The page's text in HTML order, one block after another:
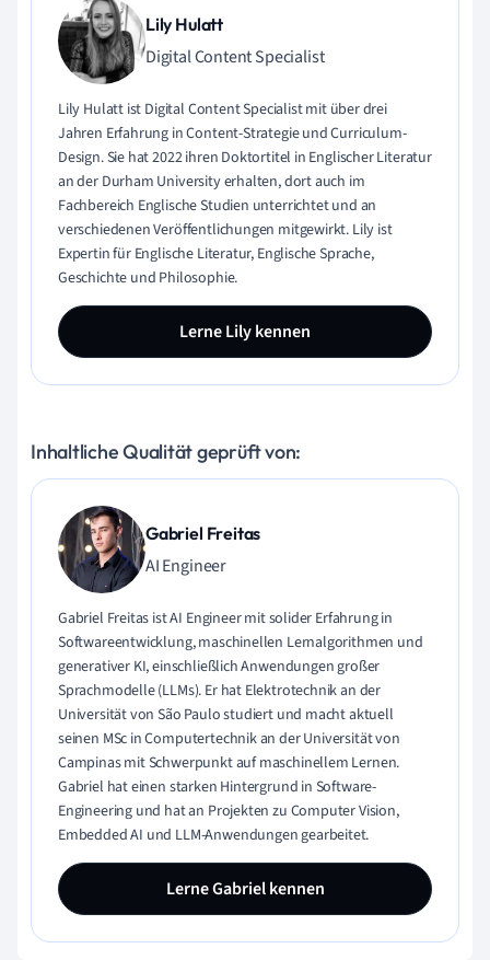
Lily Hulatt
Digital Content Specialist
Lily Hulatt ist Digital Content Specialist mit über drei
Jahren Erfahrung in Content-Strategie und Curriculum-
Design. Sie hat 2022 ihren Doktortitel in Englischer Literatur
an der Durham University erhalten, dort auch im
Fachbereich Englische Studien unterrichtet und an
verschiedenen Veröffentlichungen mitgewirkt. Lily ist
Expertin für Englische Literatur, Englische Sprache,
Geschichte und Philosophie.
Lerne Lily kennen
Inhaltliche Qualität geprüft von:
Gabriel Freitas
AI Engineer
Gabriel Freitas ist AI Engineer mit solider Erfahrung in
Softwareentwicklung, maschinellen Lernalgorithmen und
generativer KI, einschließlich Anwendungen großer
Sprachmodelle (LLMs). Er hat Elektrotechnik an der
Universität von São Paulo studiert und macht aktuell
seinen MSc in Computertechnik an der Universität von
Campinas mit Schwerpunkt auf maschinellem Lernen.
Gabriel hat einen starken Hintergrund in Software-
Engineering und hat an Projekten zu Computer Vision,
Embedded AI und LLM-Anwendungen gearbeitet.
Lerne Gabriel kennen